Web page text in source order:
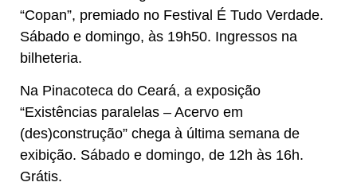
“Copan”, premiado no Festival É Tudo Verdade.
Sábado e domingo, às 19h50. Ingressos na
bilheteria.
Na Pinacoteca do Ceará, a exposição
“Existências paralelas – Acervo em
(des)construção” chega à última semana de
exibição. Sábado e domingo, de 12h às 16h.
Grátis.